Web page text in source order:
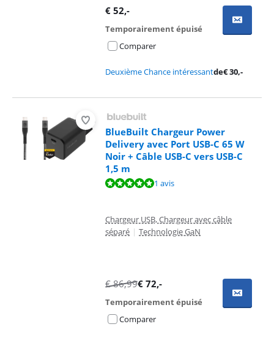
€ 52,-
Temporairement épuisé
Comparer
Deuxième Chance intéressantde€30,-
BlueBuilt Chargeur Power
Delivery avec Port USB-C 65 W
Noir + Câble USB-C vers USB-C
1,5 m
La note est de 10 sur 10, basée sur 1 avis.1 avis
Chargeur USB, Chargeur avec câble
séparé | Technologie GaN
€86,99€ 72,-
Temporairement épuisé
Comparer